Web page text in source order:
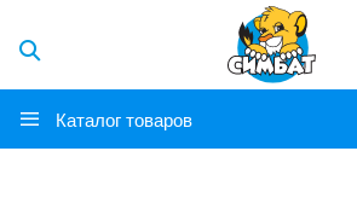
Каталог товаров